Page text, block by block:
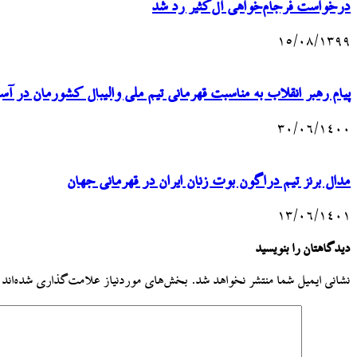
درخواست فرجام‌خواهی آل‌کثیر رد شد
۱۵/۰۸/۱۳۹۹
پیام رهبر انقلاب به مناسبت قهرمانی تیم ملی والیبال کشورمان در
۳۰/۰۶/۱۴۰۰
مدال برنز تیم دراگون بوت زنان ایران در قهرمانی جهان
۱۳/۰۶/۱۴۰۱
دیدگاهتان را بنویسید
نشانی ایمیل شما منتشر نخواهد شد. بخش‌های موردنیاز علامت‌گذاری شده‌اند